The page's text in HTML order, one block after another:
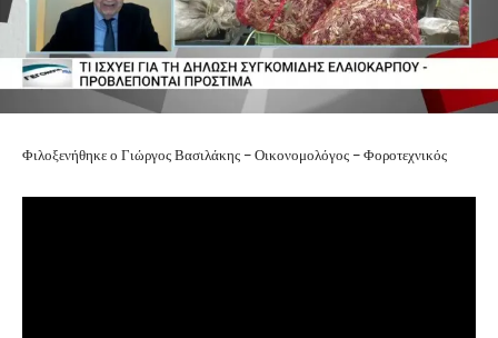
Φιλοξενήθηκε ο Γιώργος Βασιλάκης – Οικονομολόγος – Φοροτεχνικός